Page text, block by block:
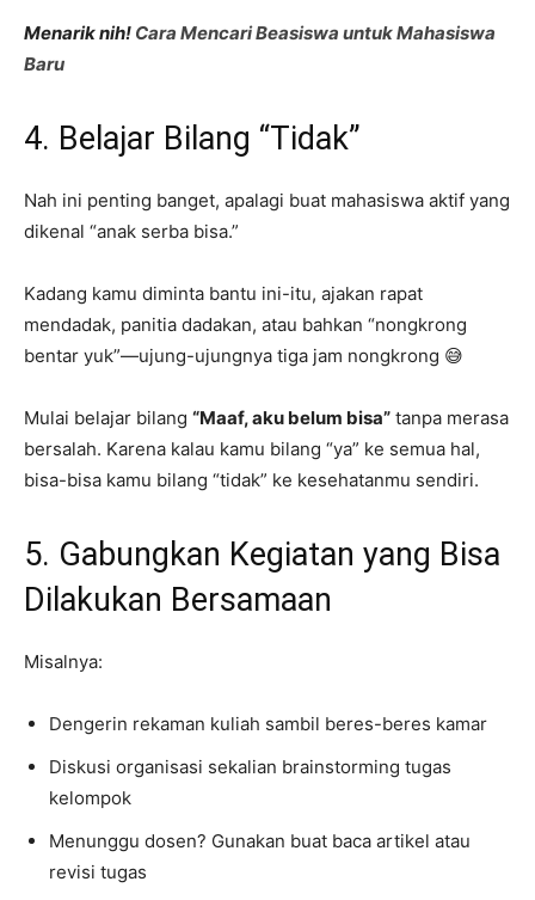
Menarik nih! Cara Mencari Beasiswa untuk Mahasiswa
Baru
4. Belajar Bilang “Tidak”
Nah ini penting banget, apalagi buat mahasiswa aktif yang
dikenal “anak serba bisa.”
Kadang kamu diminta bantu ini-itu, ajakan rapat
mendadak, panitia dadakan, atau bahkan “nongkrong
bentar yuk”—ujung-ujungnya tiga jam nongkrong 😅
Mulai belajar bilang “Maaf, aku belum bisa” tanpa merasa
bersalah. Karena kalau kamu bilang “ya” ke semua hal,
bisa-bisa kamu bilang “tidak” ke kesehatanmu sendiri.
5. Gabungkan Kegiatan yang Bisa
Dilakukan Bersamaan
Misalnya:
Dengerin rekaman kuliah sambil beres-beres kamar
Diskusi organisasi sekalian brainstorming tugas
kelompok
Menunggu dosen? Gunakan buat baca artikel atau
revisi tugas